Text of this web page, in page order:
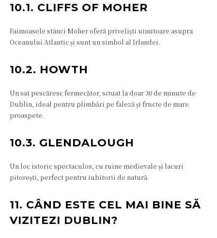
10.1. CLIFFS OF MOHER
Faimoasele stânci Moher oferă priveliști uimitoare asupra
Oceanului Atlantic și sunt un simbol al Irlandei.
10.2. HOWTH
Un sat pescăresc fermecător, situat la doar 30 de minute de
Dublin, ideal pentru plimbări pe faleză și fructe de mare
proaspete.
10.3. GLENDALOUGH
Un loc istoric spectaculos, cu ruine medievale și lacuri
pitorești, perfect pentru iubitorii de natură.
11. CÂND ESTE CEL MAI BINE SĂ
VIZITEZI DUBLIN?